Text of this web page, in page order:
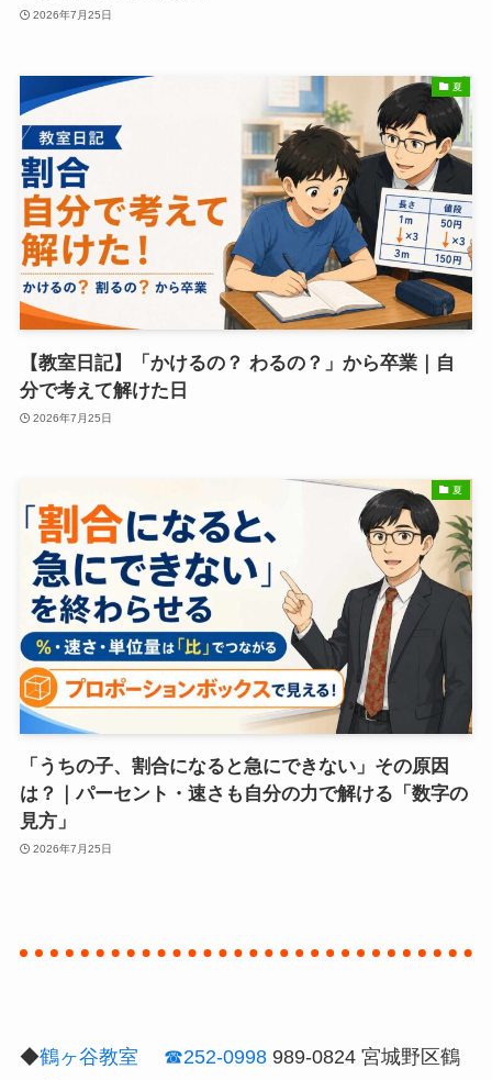
2026年7月25日
夏
【教室日記】「かけるの？ わるの？」から卒業｜自
分で考えて解けた日
2026年7月25日
夏
「うちの子、割合になると急にできない」その原因
は？｜パーセント・速さも自分の力で解ける「数字の
見方」
2026年7月25日
◆鶴ヶ谷教室 ☎252-0998989-0824 宮城野区鶴